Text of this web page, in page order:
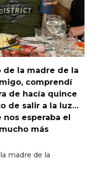
de la madre de la
comprendí
de hacía quince
de salir a la luz…
esperaba el
más
madre de la